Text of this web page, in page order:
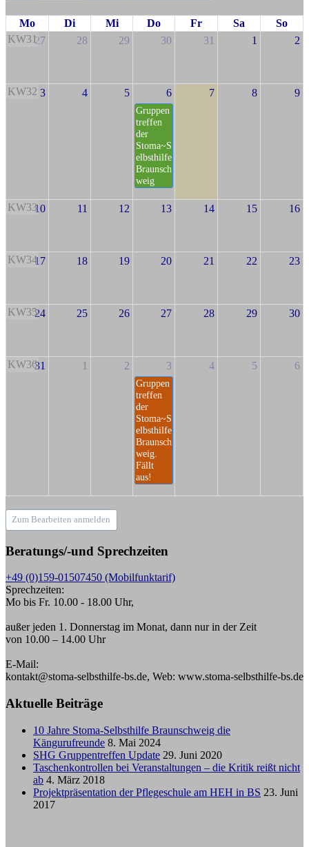
Mo Di Mi Do Fr Sa
So
KW3127 28 29 30 31 1 2
KW32 3 4 5 6
Gruppen
treffen
der
Stoma~S
elbsthilfe
Braunsch
weig
7 8 9
KW3310 11 12 13 14 15 16
KW3417 18 19 20 21 22 23
KW3524 25 26 27 28 29 30
KW3631 1 2 3
Gruppen
treffen
der
Stoma~S
elbsthilfe
Braunsch
weig.
Fällt
aus!
4 5 6
Zum Bearbeiten anmelden
Beratungs/-und Sprechzeiten
+49 (0)159-01507450 (Mobilfunktarif)
Sprechzeiten:
Mo bis Fr. 10.00 - 18.00 Uhr,
außer jeden 1. Donnerstag im Monat, dann nur in der Zeit
von 10.00 – 14.00 Uhr
E-Mail:
kontakt@stoma-selbsthilfe-bs.de, Web: www.stoma-selbsthilfe-bs.de
Aktuelle Beiträge
10 Jahre Stoma-Selbsthilfe Braunschweig die
Kängurufreunde 8. Mai 2024
SHG Gruppentreffen Update 29. Juni 2020
Taschenkontrollen bei Veranstaltungen – die Kritik reißt nicht
ab 4. März 2018
Projektpräsentation der Pflegeschule am HEH in BS 23. Juni
2017